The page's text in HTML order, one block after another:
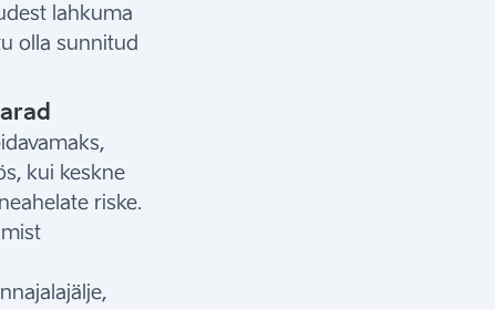
lahkuma
olla sunnitud
kui keskne
riske.